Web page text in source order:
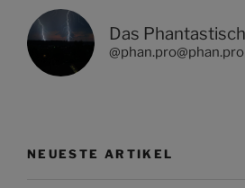
@phan.pro@phan.pro
NEUESTE ARTIKEL